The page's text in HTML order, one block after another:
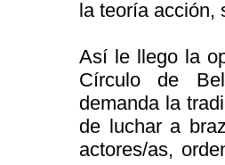
la teoría acción,
Así le llego la
Círculo de
demanda la
de luchar a
actores/as,